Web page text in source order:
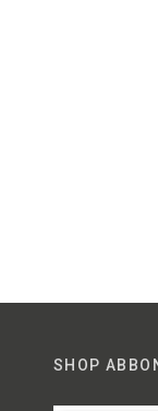
SHOP